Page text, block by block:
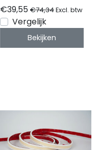
meter
€39,55 €74,34Excl. btw
Vergelijk
Bekijken